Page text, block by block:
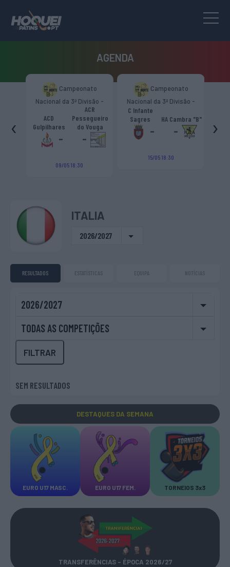
AGENDA
"B"
Campeonato
Nacional da 3ª Divisão -
Zona Norte “B”
ACD
Gulpilhares
-
ACR
Pessegueiro
do Vouga
-
09/05 18:30
Campeonato
Nacional da 3ª Divisão -
Zona Norte “B”
C Infante
Sagres
-
HA Cambra "B"
-
15/05 18:30
‹ ›
ITALIA
2026/2027
RESULTADOS ESTATÍSTICAS EQUIPA NOTÍCIAS
2026/2027
TODAS AS COMPETIÇÕES
FILTRAR
SEM RESULTADOS
DESTAQUES DA SEMANA
EURO U17 MASC. EURO U17 FEM. TORNEIOS 3x3
TRANSFERÊNCIAS - ÉPOCA 2026/27